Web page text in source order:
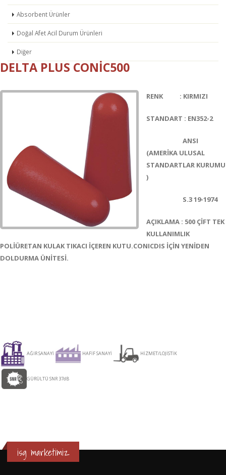
Absorbent Ürünler
Doğal Afet Acil Durum Ürünleri
Diğer
DELTA PLUS CONIC500
RENK : KIRMIZI
STANDART : EN352-2
ANSI
(AMERİKA ULUSAL
STANDARTLAR KURUMU
)
S.3 19-1974
AÇIKLAMA : 500 ÇİFT TEK
KULLANIMLIK
POLİÜRETAN KULAK TIKACI İÇEREN KUTU.CONICDIS İÇİN YENİDEN
DOLDURMA ÜNİTESİ.
AĞIR SANAYİ HAFİF SANAYİ HİZMET/LOJİSTİK
GÜRÜLTÜ SNR 37dB
isg marketimiz